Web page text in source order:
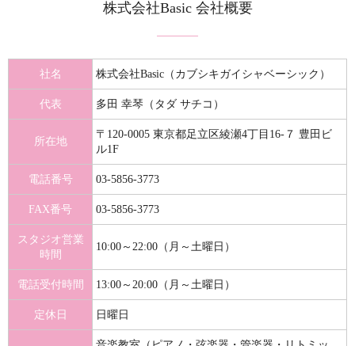
株式会社Basic 会社概要
社名 株式会社Basic（カブシキガイシャベーシック）
代表 多田 幸琴（タダ サチコ）
所在地
〒120-0005 東京都足立区綾瀬4丁目16-７ 豊田ビ
ル1F
電話番号 03-5856-3773
FAX番号 03-5856-3773
スタジオ営業
時間
10:00～22:00（月～土曜日）
電話受付時間 13:00～20:00（月～土曜日）
定休日 日曜日